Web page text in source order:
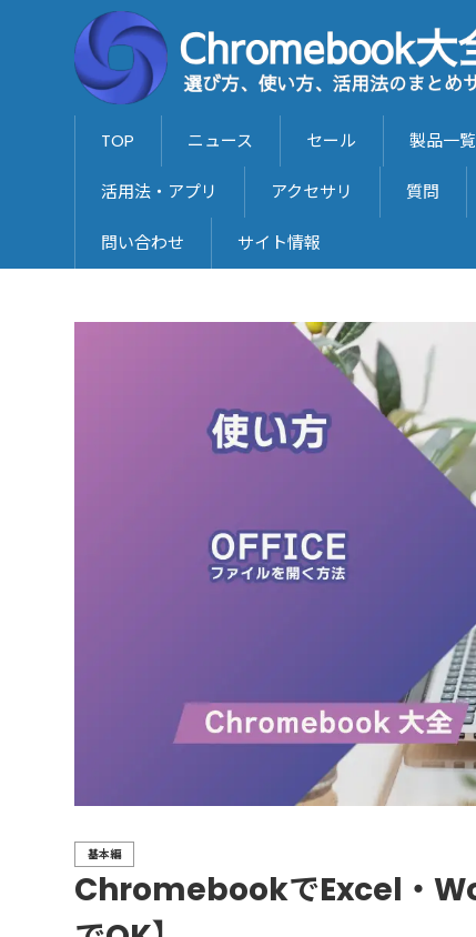
TOP ニュース セール 製品一覧
活用法・アプリ アクセサリ 質問
問い合わせ サイト情報
ChromebookでExcel・
基本編